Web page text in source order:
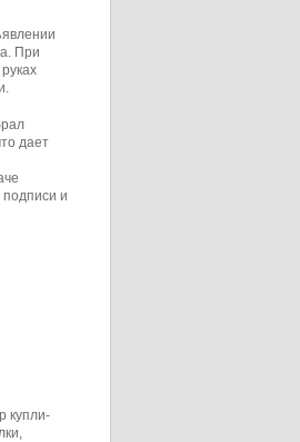
При
дает
и
купли-